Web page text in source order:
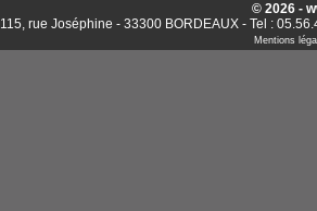
© 2026 -
115, rue Joséphine - 33300 BORDEAUX - Tel :
Mentions